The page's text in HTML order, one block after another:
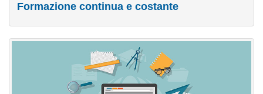
Formazione continua e costante